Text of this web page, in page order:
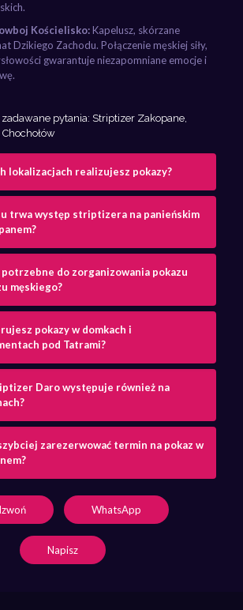
Kościelisko:Kapelusz, skórzane
Dzikiego Zachodu. Połączenie męskiej siły,
gwarantuje niezapomniane emocje i
zadawane pytania: Striptizer Zakopane,
Chochołów
lokalizacjach realizujesz pokazy?
trwa występ striptizera na panieńskim
do zorganizowania pokazu
męskiego?
pokazy w domkach i
pod Tatrami?
Daro występuje również na
zarezerwować termin na pokaz w
WhatsApp
Napisz